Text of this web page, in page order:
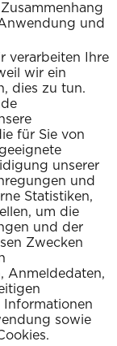
und
verarbeiten Ihre
wir ein
dies zu tun.
für Sie von
unserer
und
Statistiken,
um die
und der
Zwecken
Anmeldedaten,
Informationen
sowie